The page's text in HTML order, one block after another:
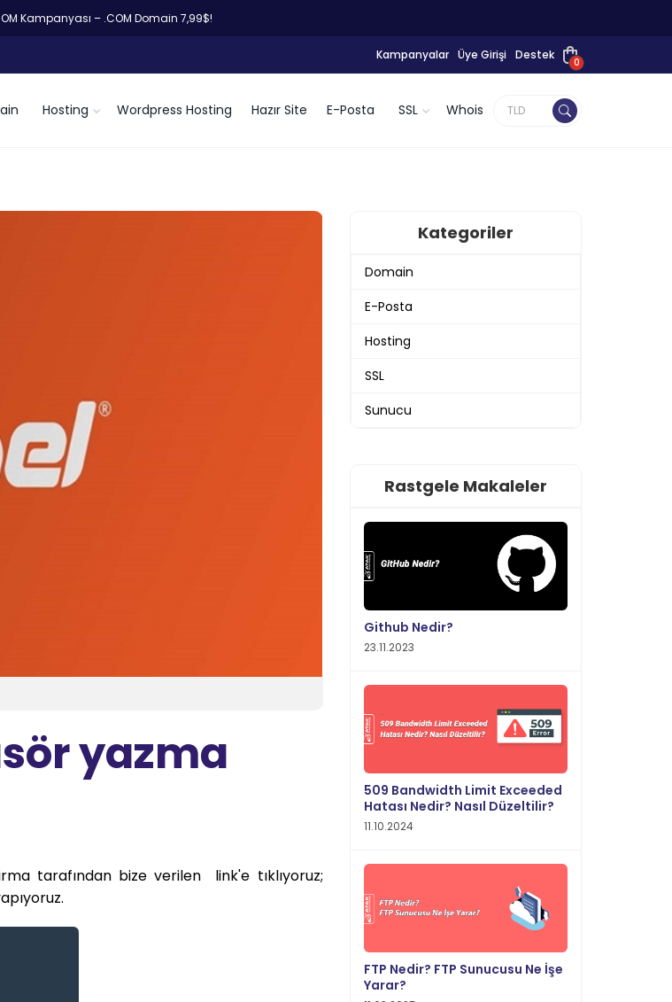
Kampanyası – .COM Domain 7,99$!
Kampanyalar Üye Girişi Destek
0
Hosting Wordpress Hosting Hazır Site E-Posta SSL Whois
yazma
tarafından bize verilen link'e tıklıyoruz;
Kategoriler
Domain
E-Posta
Hosting
SSL
Sunucu
Rastgele Makaleler
Github Nedir?
23.11.2023
509 Bandwidth Limit Exceeded
Hatası Nedir? Nasıl Düzeltilir?
11.10.2024
FTP Nedir? FTP Sunucusu Ne İşe
Yarar?